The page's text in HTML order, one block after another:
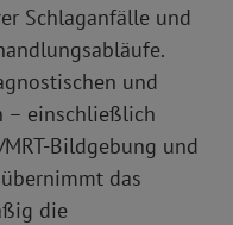
Schlaganfälle und
und
– einschließlich
Bildgebung und
das
die